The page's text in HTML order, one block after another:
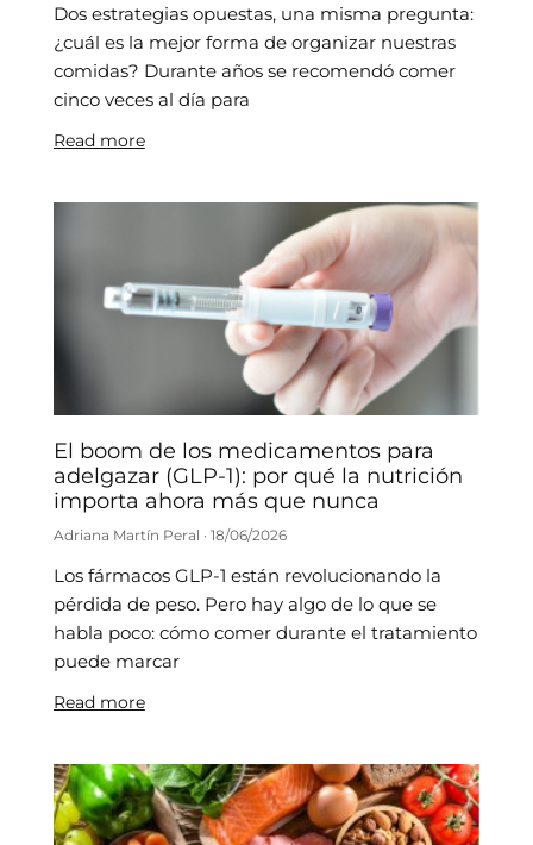
Dos estrategias opuestas, una misma pregunta:
¿cuál es la mejor forma de organizar nuestras
comidas? Durante años se recomendó comer
cinco veces al día para
Read more
El boom de los medicamentos para
adelgazar (GLP-1): por qué la nutrición
importa ahora más que nunca
Adriana Martín Peral 18/06/2026
Los fármacos GLP-1 están revolucionando la
pérdida de peso. Pero hay algo de lo que se
habla poco: cómo comer durante el tratamiento
puede marcar
Read more